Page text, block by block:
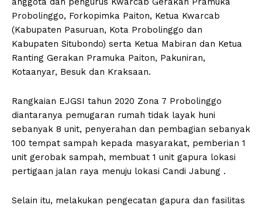
Probolinggo, Forkopimka Paiton, Ketua Kwarcab
(Kabupaten Pasuruan, Kota Probolinggo dan
Kabupaten Situbondo) serta Ketua Mabiran dan Ketua
Ranting Gerakan Pramuka Paiton, Pakuniran,
Kotaanyar, Besuk dan Kraksaan.
Rangkaian EJGSI tahun 2020 Zona 7 Probolinggo
diantaranya pemugaran rumah tidak layak huni
sebanyak 8 unit, penyerahan dan pembagian sebanyak
100 tempat sampah kepada masyarakat, pemberian 1
unit gerobak sampah, membuat 1 unit gapura lokasi
pertigaan jalan raya menuju lokasi Candi Jabung .
Selain itu, melakukan pengecatan gapura dan fasilitas